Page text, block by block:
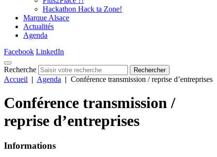
Hackathon Hack ta Zone!
Marque Alsace
Actualités
Agenda
Facebook LinkedIn
Recherche Rechercher
Accueil | Agenda | Conférence transmission / reprise d’entreprises
Conférence transmission /
reprise d’entreprises
Informations